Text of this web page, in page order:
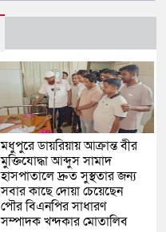
মধুপুরে ডায়রিয়ায় আক্রান্ত বীর
মুক্তিযোদ্ধা আব্দুস সামাদ
হাসপাতালে দ্রুত সুস্থতার জন্য
সবার কাছে দোয়া চেয়েছেন
পৌর বিএনপির সাধারণ
সম্পাদক খন্দকার মোতালিব